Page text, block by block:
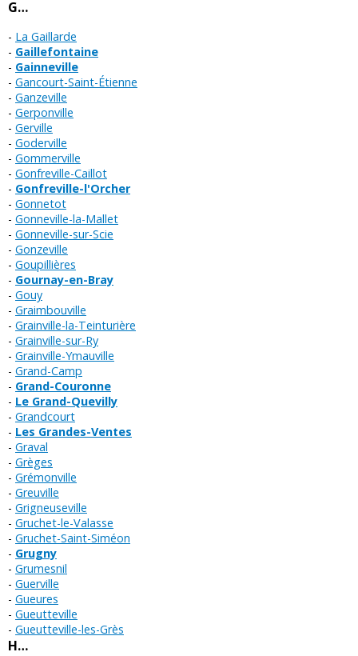
G…
La Gaillarde
Gaillefontaine
Gainneville
Gancourt-Saint-Étienne
Ganzeville
Gerponville
Gerville
Goderville
Gommerville
Gonfreville-Caillot
Gonfreville-l'Orcher
Gonnetot
Gonneville-la-Mallet
Gonneville-sur-Scie
Gonzeville
Goupillières
Gournay-en-Bray
Gouy
Graimbouville
Grainville-la-Teinturière
Grainville-sur-Ry
Grainville-Ymauville
Grand-Camp
Grand-Couronne
Le Grand-Quevilly
Grandcourt
Les Grandes-Ventes
Graval
Grèges
Grémonville
Greuville
Grigneuseville
Gruchet-le-Valasse
Gruchet-Saint-Siméon
Grugny
Grumesnil
Guerville
Gueures
Gueutteville
Gueutteville-les-Grès
H…